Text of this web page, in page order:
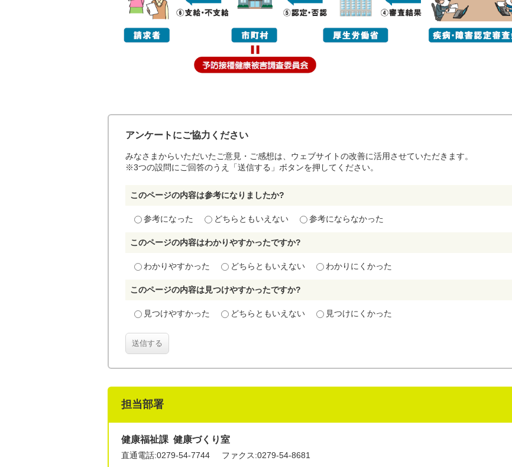
アンケートにご協力ください
みなさまからいただいたご意見・ご感想は、ウェブサイトの改善に活用させていただきます。
※3つの設問にご回答のうえ「送信する」ボタンを押してください。
このページの内容は参考になりましたか?
参考になった どちらともいえない 参考にならなかった
このページの内容はわかりやすかったですか?
わかりやすかった どちらともいえない わかりにくかった
このページの内容は見つけやすかったですか?
見つけやすかった どちらともいえない 見つけにくかった
送信する
担当部署
健康福祉課 健康づくり室
直通電話:0279-54-7744 ファクス:0279-54-8681